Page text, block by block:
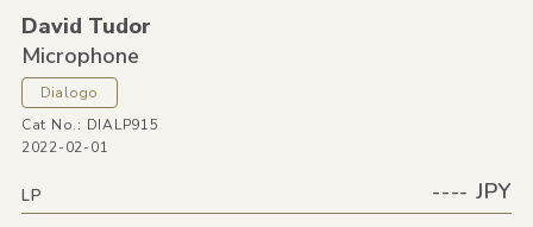
David Tudor
Microphone
Dialogo
Cat No.: DIALP915
2022-02-01
LP ---- JPY